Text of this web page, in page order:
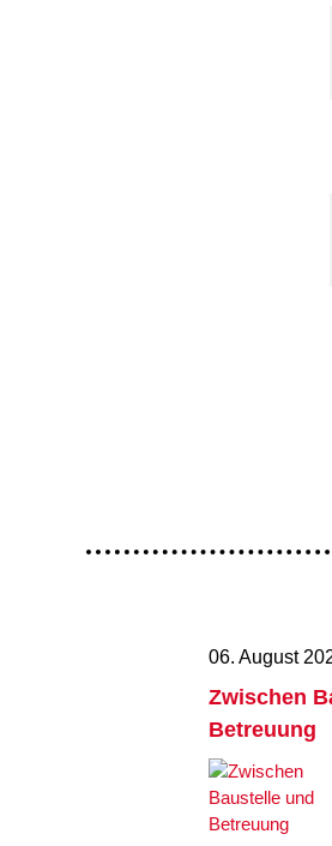
06. August
Zwischen
Betreuung